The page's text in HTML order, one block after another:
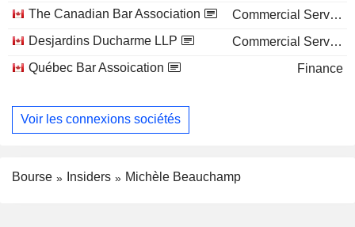
The Canadian Bar Association
Commercial Services
Desjardins Ducharme LLP
Commercial Services
Québec Bar Assoication
Finance
Voir les connexions sociétés
Bourse Insiders Michèle Beauchamp